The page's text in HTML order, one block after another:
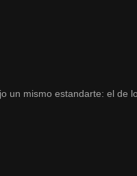
un mismo estandarte: el de